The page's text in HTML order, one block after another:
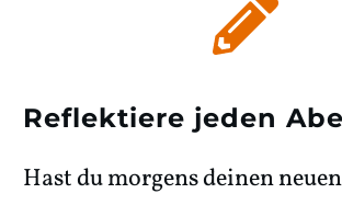
Reflektiere jeden
Hast du morgens deinen neuen